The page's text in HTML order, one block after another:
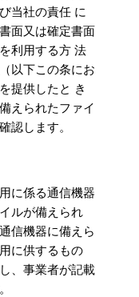
当社の責任 に
面又は確定書面
利用する方 法
以下この条にお
提供したと き
えられたファイ
認します。
に係る通信機器
ルが備えられ
信機器に備えら
に供するもの
、事業者が記載